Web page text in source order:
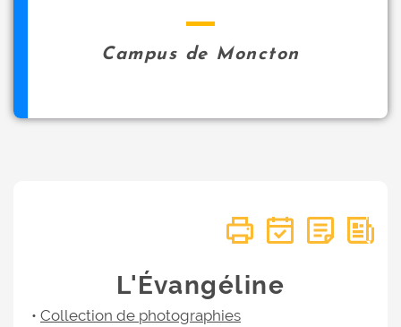
Campus de Moncton
L'Évangéline
• Collection de photographies